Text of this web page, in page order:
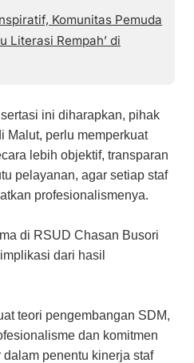
Komunitas Pemuda
Literasi Rempah’ di
ini diharapkan, pihak
Malut, perlu memperkuat
lebih objektif, transparan
pelayanan, agar setiap staf
profesionalismenya.
di RSUD Chasan Busori
dari hasil
teori pengembangan SDM,
dan komitmen
penentu kinerja staf